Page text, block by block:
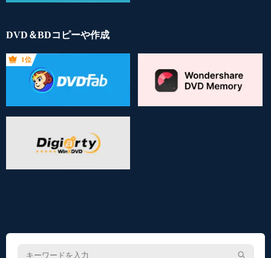
DVD＆BDコピーや作成
1位